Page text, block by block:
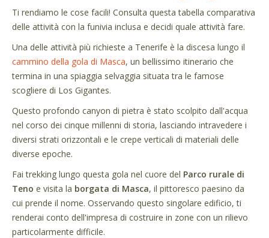
Ti rendiamo le cose facili! Consulta questa tabella comparativa
delle attività con la funivia inclusa e decidi quale attività fare.
Una delle attività più richieste a Tenerife è la discesa lungo il
cammino della gola di Masca, un bellissimo itinerario che
termina in una spiaggia selvaggia situata tra le famose
scogliere di Los Gigantes.
Questo profondo canyon di pietra è stato scolpito dall'acqua
nel corso dei cinque millenni di storia, lasciando intravedere i
diversi strati orizzontali e le crepe verticali di materiali delle
diverse epoche.
Fai trekking lungo questa gola nel cuore del Parco rurale di
Teno e visita la borgata di Masca, il pittoresco paesino da
cui prende il nome. Osservando questo singolare edificio, ti
renderai conto dell'impresa di costruire in zone con un rilievo
particolarmente difficile.